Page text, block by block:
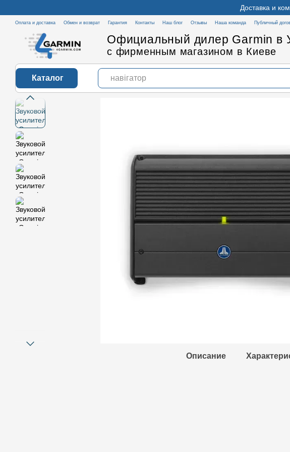
Доставка и
Оплата и доставка Обмен и возврат Гарантия Контакты Наш блог Отзывы Наша команда Публичный
Официальный дилер Garmin в
с фирменным магазином в Киеве
Каталог
Описание